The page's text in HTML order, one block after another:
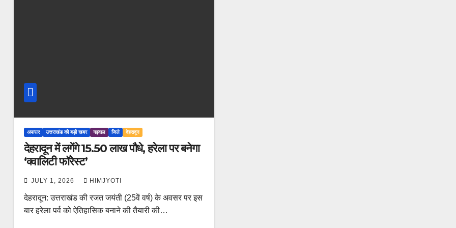
अफसर उत्तराखंड की बड़ी खबर गढ़वाल जिले देहरादून
देहरादून में लगेंगे 15.50 लाख पौधे, हरेला पर बनेगा
‘क्वालिटी फॉरेस्ट’
JULY 1, 2026 HIMJYOTI
देहरादून: उत्तराखंड की रजत जयंती (25वें वर्ष) के अवसर पर इस
बार हरेला पर्व को ऐतिहासिक बनाने की तैयारी की…